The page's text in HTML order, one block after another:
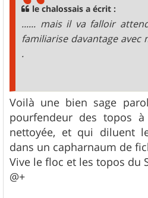
le chalossais a écrit :
...... mais il va falloir
familiarise davantage avec
.
Voilà une bien sage
pourfendeur des topos
nettoyée, et qui diluent
dans un capharnaum de
Vive le floc et les topos du
@+